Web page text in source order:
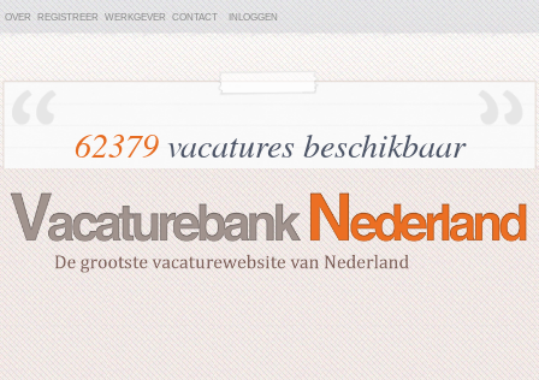
OVER REGISTREER WERKGEVER CONTACT INLOGGEN
62379vacatures beschikbaar